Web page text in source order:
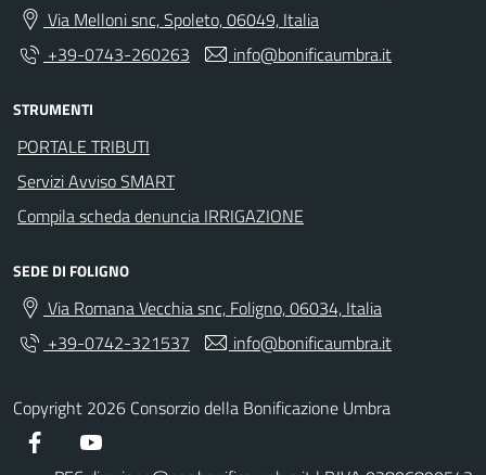
Via Melloni snc, Spoleto, 06049, Italia
+39-0743-260263
info@bonificaumbra.it
STRUMENTI
PORTALE TRIBUTI
Servizi Avviso SMART
Compila scheda denuncia IRRIGAZIONE
SEDE DI FOLIGNO
Via Romana Vecchia snc, Foligno, 06034, Italia
+39-0742-321537
info@bonificaumbra.it
Copyright 2026 Consorzio della Bonificazione Umbra
Facebook